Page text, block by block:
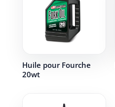
Huile pour Fourche
20wt